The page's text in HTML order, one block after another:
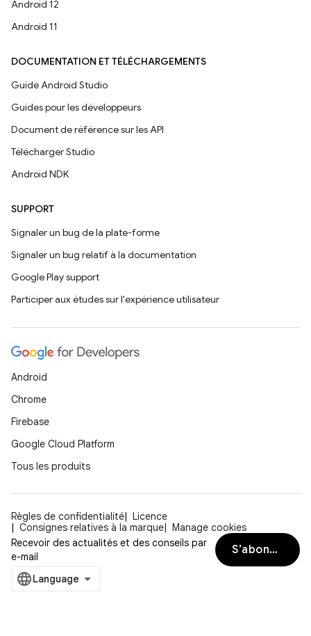
Android 12
Android 11
DOCUMENTATION ET TÉLÉCHARGEMENTS
Guide Android Studio
Guides pour les développeurs
Document de référence sur les API
Télécharger Studio
Android NDK
SUPPORT
Signaler un bug de la plate-forme
Signaler un bug relatif à la documentation
Google Play support
Participer aux études sur l'expérience utilisateur
Android
Chrome
Firebase
Google Cloud Platform
Tous les produits
Règles de confidentialité
Licence
Consignes relatives à la marque
Manage cookies
Recevoir des actualités et des conseils par
e-mail
S’abonner